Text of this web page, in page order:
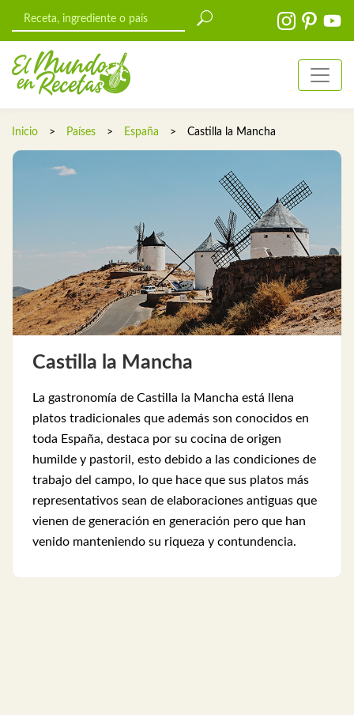
Inicio > Países > España > Castilla la Mancha
Castilla la Mancha
La gastronomía de Castilla la Mancha está llena
platos tradicionales que además son conocidos en
toda España, destaca por su cocina de origen
humilde y pastoril, esto debido a las condiciones de
trabajo del campo, lo que hace que sus platos más
representativos sean de elaboraciones antiguas que
vienen de generación en generación pero que han
venido manteniendo su riqueza y contundencia.